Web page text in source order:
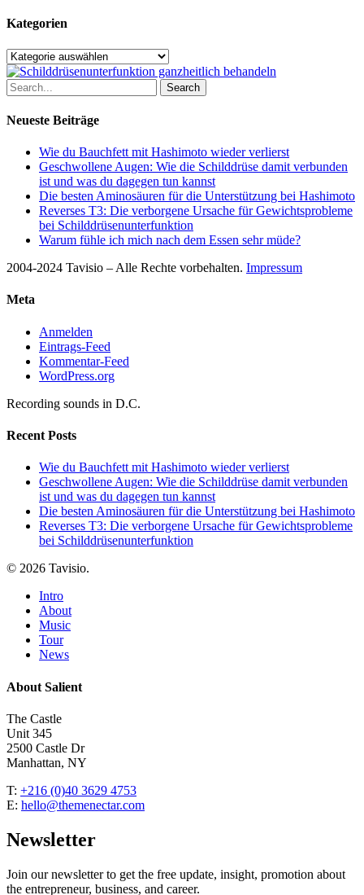
Kategorien
Kategorien
Search
Neueste Beiträge
Wie du Bauchfett mit Hashimoto wieder verlierst
Geschwollene Augen: Wie die Schilddrüse damit verbunden
ist und was du dagegen tun kannst
Die besten Aminosäuren für die Unterstützung bei Hashimoto
Reverses T3: Die verborgene Ursache für Gewichtsprobleme
bei Schilddrüsenunterfunktion
Warum fühle ich mich nach dem Essen sehr müde?
2004-2024 Tavisio – Alle Rechte vorbehalten. Impressum
Meta
Anmelden
Eintrags-Feed
Kommentar-Feed
WordPress.org
Recording sounds in D.C.
Recent Posts
Wie du Bauchfett mit Hashimoto wieder verlierst
Geschwollene Augen: Wie die Schilddrüse damit verbunden
ist und was du dagegen tun kannst
Die besten Aminosäuren für die Unterstützung bei Hashimoto
Reverses T3: Die verborgene Ursache für Gewichtsprobleme
bei Schilddrüsenunterfunktion
© 2026 Tavisio.
Close
Menu
Intro
About
Music
Tour
News
About Salient
The Castle
Unit 345
2500 Castle Dr
Manhattan, NY
T: +216 (0)40 3629 4753
E: hello@themenectar.com
Newsletter
Join our newsletter to get the free update, insight, promotion about
the entrepreneur, business, and career.